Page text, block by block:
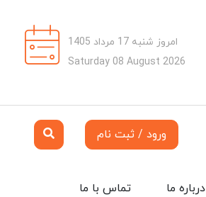
امروز شنبه 17 مرداد 1405
Saturday 08 August 2026
ورود / ثبت نام
تماس با ما درباره ما